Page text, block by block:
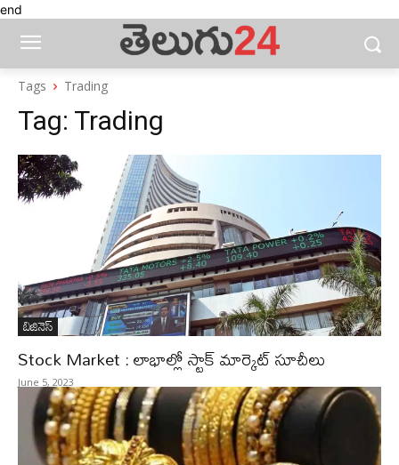
end
Tags Trading
Tag: Trading
బిజినెస్‌
Stock Market : లాభాల్లో స్టాక్‌ మార్కెట్‌ సూచీలు
June 5, 2023